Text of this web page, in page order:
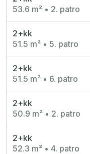
53.6 m² • 2. patro
2+kk
51.5 m² • 5. patro
2+kk
51.5 m² • 6. patro
2+kk
50.9 m² • 2. patro
2+kk
52.3 m² • 4. patro